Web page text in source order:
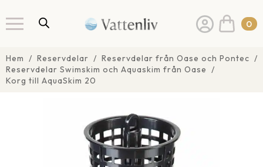
0
Hem Reservdelar
Reservdelar från Oase och Pontec
Reservdelar Swimskim och Aquaskim från Oase
Korg till AquaSkim 20